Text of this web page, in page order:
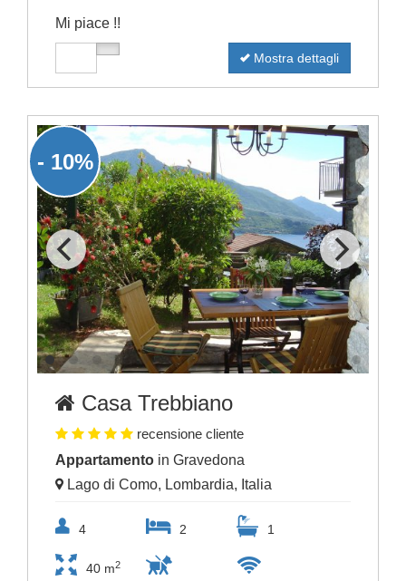
Mi piace !!
Mostra dettagli
- 10%
Casa Trebbiano
recensione cliente
Appartamento in Gravedona
Lago di Como, Lombardia, Italia
4 2 1
40 m2